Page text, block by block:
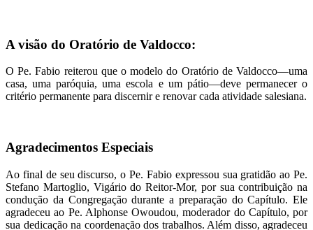
A visão do Oratório de Valdocco:
O Pe. Fabio reiterou que o modelo do Oratório de Valdocco—uma
casa, uma paróquia, uma escola e um pátio—deve permanecer o
critério permanente para discernir e renovar cada atividade salesiana.
Agradecimentos Especiais
Ao final de seu discurso, o Pe. Fabio expressou sua gratidão ao Pe.
Stefano Martoglio, Vigário do Reitor-Mor, por sua contribuição na
condução da Congregação durante a preparação do Capítulo. Ele
agradeceu ao Pe. Alphonse Owoudou, moderador do Capítulo, por
sua dedicação na coordenação dos trabalhos. Além disso, agradeceu